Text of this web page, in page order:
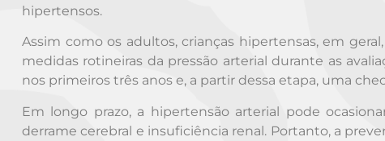
hipertensos.
Assim como os adultos, crianças hipertensas, em
medidas rotineiras da pressão arterial durante as
nos primeiros três anos e, a partir dessa etapa, uma
Em longo prazo, a hipertensão arterial pode
derrame cerebral e insuficiência renal. Portanto, a